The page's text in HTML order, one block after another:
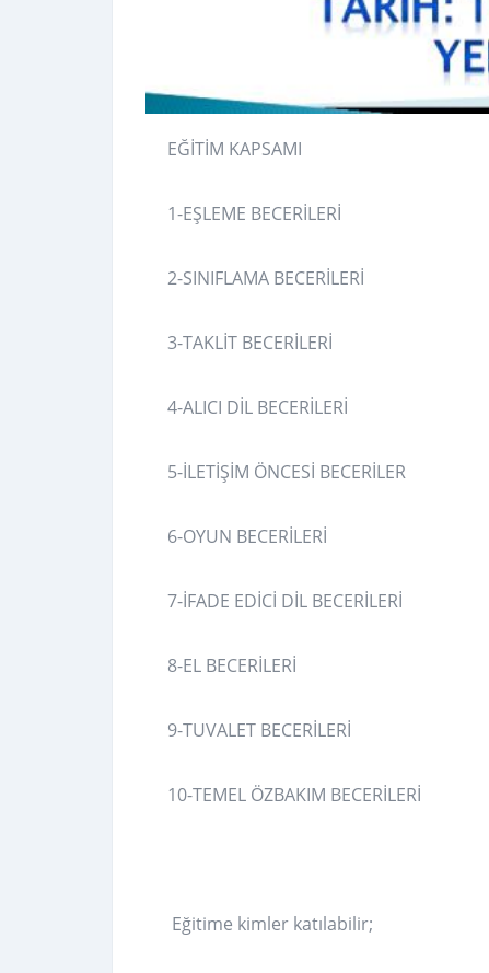
EĞİTİM KAPSAMI
1-EŞLEME BECERİLERİ
2-SINIFLAMA BECERİLERİ
3-TAKLİT BECERİLERİ
4-ALICI DİL BECERİLERİ
5-İLETİŞİM ÖNCESİ BECERİLER
6-OYUN BECERİLERİ
7-İFADE EDİCİ DİL BECERİLERİ
8-EL BECERİLERİ
9-TUVALET BECERİLERİ
10-TEMEL ÖZBAKIM BECERİLERİ
Eğitime kimler katılabilir;